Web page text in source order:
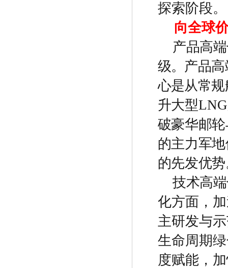
探索阶段。
向全球
产品高
级。 产品
心是从常
升大型LNG
破豪华邮
的主力军
的先发优
技术高
化方面，
主研发与
生命周期
度赋能，